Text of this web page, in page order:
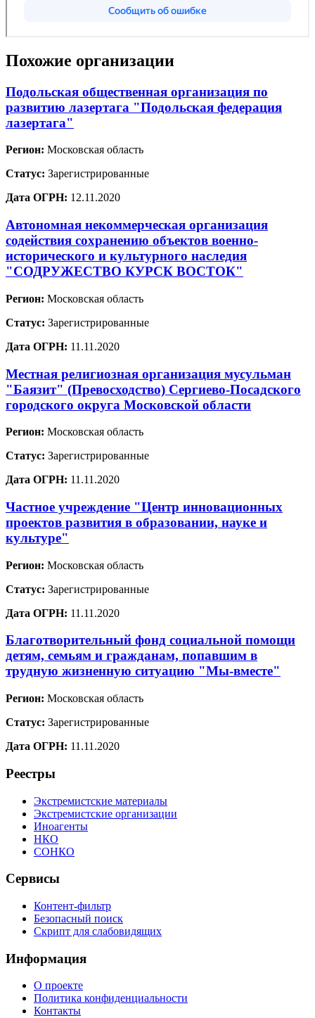
Похожие организации
Подольская общественная организация по
развитию лазертага "Подольская федерация
лазертага"
Регион: Московская область
Статус: Зарегистрированные
Дата ОГРН: 12.11.2020
Автономная некоммерческая организация
содействия сохранению объектов военно-
исторического и культурного наследия
"СОДРУЖЕСТВО КУРСК ВОСТОК"
Регион: Московская область
Статус: Зарегистрированные
Дата ОГРН: 11.11.2020
Местная религиозная организация мусульман
"Баязит" (Превосходство) Сергиево-Посадского
городского округа Московской области
Регион: Московская область
Статус: Зарегистрированные
Дата ОГРН: 11.11.2020
Частное учреждение "Центр инновационных
проектов развития в образовании, науке и
культуре"
Регион: Московская область
Статус: Зарегистрированные
Дата ОГРН: 11.11.2020
Благотворительный фонд социальной помощи
детям, семьям и гражданам, попавшим в
трудную жизненную ситуацию "Мы-вместе"
Регион: Московская область
Статус: Зарегистрированные
Дата ОГРН: 11.11.2020
Реестры
Экстремистские материалы
Экстремистские организации
Иноагенты
НКО
СОНКО
Сервисы
Контент-фильтр
Безопасный поиск
Скрипт для слабовидящих
Информация
О проекте
Политика конфиденциальности
Контакты